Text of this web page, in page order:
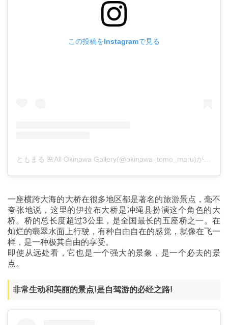
この投稿をInstagramで見る
一座横跨大海的大桥在很多地区都是著名的旅游景点，毫不
夸张地说，这里的伊拉布大桥是冲绳县扮演这个角色的大
桥。桥的总长度超过3公里，是全国最长的五座桥之一。在
灿烂的翡翠水面上行驶，有种自由自在的感觉，就像在飞一
样，是一种极其自由的享受。
即使从远处看，它也是一个强大的景象，是一个必去的景
点。
非常生动和美丽的景点!是自驾游的必经之路!